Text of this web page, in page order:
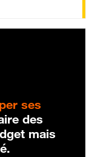
ses
des
mais